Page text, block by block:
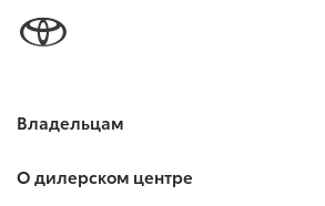
Владельцам
О дилерском центре